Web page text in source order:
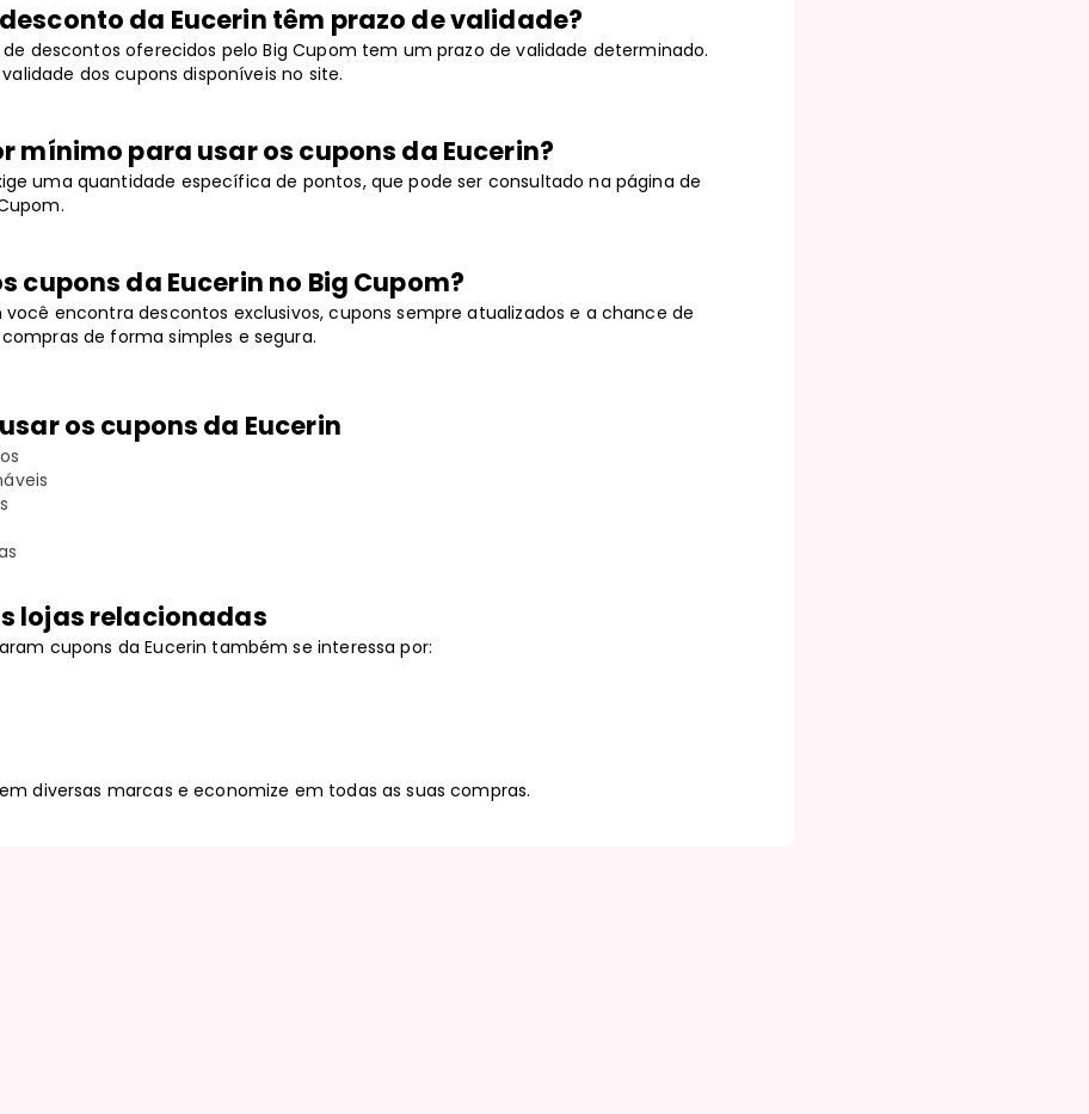
da Eucerin têm prazo de validade?
descontos oferecidos pelo Big Cupom tem um prazo de validade determinado.
dos cupons disponíveis no site.
mínimo para usar os cupons da Eucerin?
uma quantidade específica de pontos, que pode ser consultado na página de
cupons da Eucerin no Big Cupom?
você encontra descontos exclusivos, cupons sempre atualizados e a chance de
de forma simples e segura.
os cupons da Eucerin
lojas relacionadas
cupons da Eucerin também se interessa por:
diversas marcas e economize em todas as suas compras.